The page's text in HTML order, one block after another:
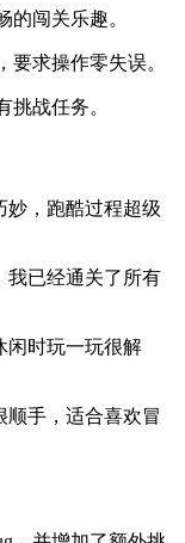
的闯关乐趣。
要求操作零失误。
挑战任务。
妙，跑酷过程超级
我已经通关了所有
闲时玩一玩很解
顺手，适合喜欢冒